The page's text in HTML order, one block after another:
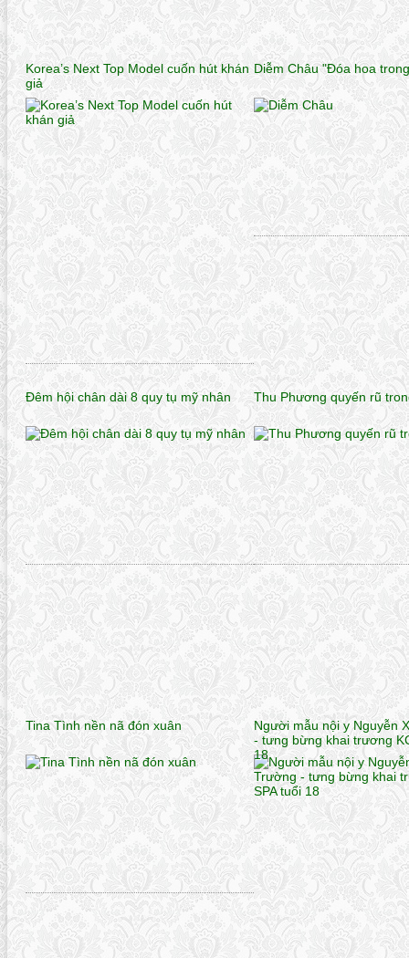
Korea’s Next Top Model cuốn hút khán
giả
Diễm Châu "Đóa hoa
Đêm hội chân dài 8 quy tụ mỹ nhân Thu Phương quyến rũ
Tina Tình nền nã đón xuân
Người mẫu nội y Nguyễn
- tưng bừng khai trương
18